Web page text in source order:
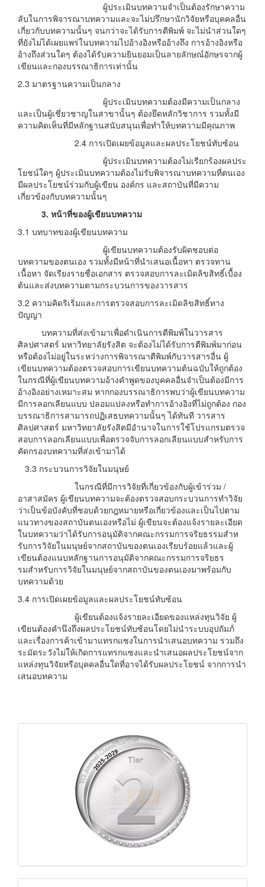
ผู้ประเมินบทความจำเป็นต้องรักษาความ
ลับในการพิจารณาบทความและจะไม่ปรึกษานักวิจัยหรือบุคคลอื่น
เกี่ยวกับบทความนั้นๆ จนกว่าจะได้รับการตีพิมพ์ จะไม่นำส่วนใดๆ
ที่ยังไม่ได้เผยแพร่ในบทความไปอ้างอิงหรืออ้างถึง การอ้างอิงหรือ
อ้างถึงส่วนใดๆ ต้องได้รับความยินยอมเป็นลายลักษณ์อักษรจากผู้
เขียนและกองบรรณาธิการเท่านั้น
2.3 มาตรฐานความเป็นกลาง
ผู้ประเมินบทความต้องมีความเป็นกลาง
และเป็นผู้เชี่ยวชาญในสาขานั้นๆ ต้องยึดหลักวิชาการ รวมทั้งมี
ความคิดเห็นที่มีหลักฐานสนับสนุนเพื่อทำให้บทความมีคุณภาพ
2.4 การเปิดเผยข้อมูลและผลประโยชน์ทับซ้อน
ผู้ประเมินบทความต้องไม่เรียกร้องผลประ
โยชน์ใดๆ ผู้ประเมินบทความต้องไม่รับพิจารณาบทความที่ตนเอง
มีผลประโยชน์ร่วมกับผู้เขียน องค์กร และสถาบันที่มีความ
เกี่ยวข้องกับบทความนั้นๆ
3. หน้าที่ของผู้เขียนบทความ
3.1 บทบาทของผู้เขียนบทความ
ผู้เขียนบทความต้องรับผิดชอบต่อ
บทความของตนเอง รวมทั้งมีหน้าที่นำเสนอเนื้อหา ตรวจทาน
เนื้อหา จัดเรียงรายชื่อเอกสาร ตรวจสอบการละเมิดลิขสิทธิ์เบื้อง
ต้นและส่งบทความตามกระบวนการของวารสาร
3.2 ความคิดริเริ่มและการตรวจสอบการละเมิดลิขสิทธิ์ทาง
ปัญญา
บทความที่ส่งเข้ามาเพื่อดำเนินการตีพิมพ์ในวารสาร
ศิลปศาสตร์ มหาวิทยาลัยรังสิต จะต้องไม่ได้รับการตีพิมพ์มาก่อน
หรือต้องไม่อยู่ในระหว่างการพิจารณาตีพิมพ์กับวารสารอื่น ผู้
เขียนบทความต้องตรวจสอบการเขียนบทความต้นฉบับให้ถูกต้อง
ในกรณีที่ผู้เขียนบทความอ้างคําพูดของบุคคลอื่นจำเป็นต้องมีการ
อ้างอิงอย่างเหมาะสม หากกองบรรณาธิการพบว่าผู้เขียนบทความ
มีการลอกเลียนแบบ ปลอมแปลงหรือทำการอ้างอิงที่ไม่ถูกต้อง กอง
บรรณาธิการสามารถปฏิเสธบทความนั้นๆ ได้ทันที วารสาร
ศิลปศาสตร์ มหาวิทยาลัยรังสิตมีอำนาจในการใช้โปรแกรมตรวจ
สอบการลอกเลียนแบบเพื่อตรวจจับการลอกเลียนแบบสําหรับการ
คัดกรองบทความที่ส่งเข้ามาได้
3.3 กระบวนการวิจัยในมนุษย์
ในกรณีที่มีการวิจัยที่เกี่ยวข้องกับผู้เข้าร่วม /
อาสาสมัคร ผู้เขียนบทความจะต้องตรวจสอบกระบวนการทำวิจัย
ว่าเป็นข้อบังคับที่ชอบด้วยกฎหมายหรือเกี่ยวข้องและเป็นไปตาม
แนวทางของสถาบันตนเองหรือไม่ ผู้เขียนจะต้องแจ้งรายละเอียด
ในบทความว่าได้รับการอนุมัติจากคณะกรรมการจริยธรรมสําห
รับการวิจัยในมนุษย์จากสถาบันของตนเองเรียบร้อยแล้วและผู้
เขียนต้องแนบหลักฐานการอนุมัติจากคณะกรรมการจริยธร
รมสําหรับการวิจัยในมนุษย์จากสถาบันของตนเองมาพร้อมกับ
บทความด้วย
3.4 การเปิดเผยข้อมูลและผลประโยชน์ทับซ้อน
ผู้เขียนต้องแจ้งรายละเอียดของแหล่งทุนวิจัย ผู้
เขียนต้องคำนึงถึงผลประโยชน์ทับซ้อนโดยไม่นำระบบอุปถัมภ์
และเรื่องการค้าเข้ามาแทรกแซงในการนำเสนอบทความ รวมถึง
ระมัดระวังไม่ให้เกิดการแทรกแซงและนำเสนอผลประโยชน์จาก
แหล่งทุนวิจัยหรือบุคคลอื่นใดที่อาจได้รับผลประโยชน์ จากการนำ
เสนอบทความ